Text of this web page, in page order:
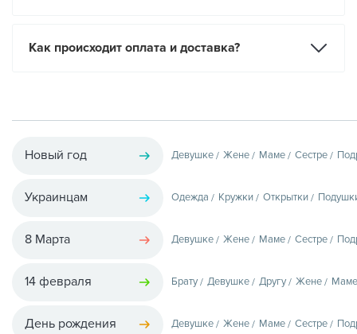
Как происходит оплата и доставка?
Новый год Девушке Жене Маме Сестре
Украинцам Одежда Кружки Открытки
8 Марта Девушке Жене Маме Сестре
14 февраля Брату Девушке Другу Жене Маме
День рождения Девушке Жене Маме Сестре